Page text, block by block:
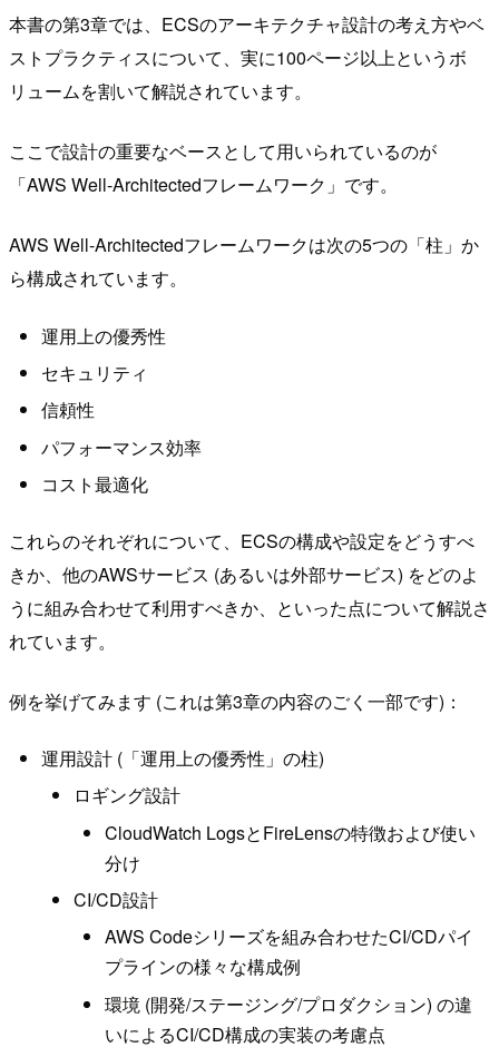
本書の第3章では、ECSのアーキテクチャ設計の考え方やベ
ストプラクティスについて、実に100ページ以上というボ
リュームを割いて解説されています。
ここで設計の重要なベースとして用いられているのが
「AWS Well-Architectedフレームワーク」です。
AWS Well-Architectedフレームワークは次の5つの「柱」か
ら構成されています。
運用上の優秀性
セキュリティ
信頼性
パフォーマンス効率
コスト最適化
これらのそれぞれについて、ECSの構成や設定をどうすべ
きか、他のAWSサービス (あるいは外部サービス) をどのよ
うに組み合わせて利用すべきか、といった点について解説さ
れています。
例を挙げてみます (これは第3章の内容のごく一部です)：
運用設計 (「運用上の優秀性」の柱)
ロギング設計
CloudWatch LogsとFireLensの特徴および使い
分け
CI/CD設計
AWS Codeシリーズを組み合わせたCI/CDパイ
プラインの様々な構成例
環境 (開発/ステージング/プロダクション) の違
いによるCI/CD構成の実装の考慮点